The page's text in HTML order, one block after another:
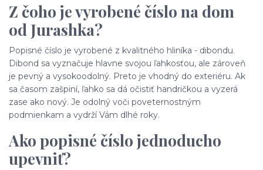
Z čoho je vyrobené číslo na dom
od Jurashka?
Popisné číslo je vyrobené z kvalitného hliníka - dibondu.
Dibond sa vyznačuje hlavne svojou ľahkosťou, ale zároveň
je pevný a vysokoodolný. Preto je vhodný do exteriéru. Ak
sa časom zašpiní, ľahko sa dá očistiť handričkou a vyzerá
zase ako nový. Je odolný voči poveternostným
podmienkam a vydrží Vám dlhé roky.
Ako popisné číslo jednoducho
upevniť?